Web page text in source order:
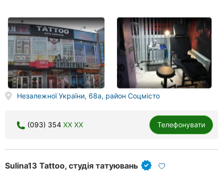
Незалежної України, 68а, район Соцмісто
(093) 354 XX XX Телефонувати
Sulina13 Tattoo, студія татуювань